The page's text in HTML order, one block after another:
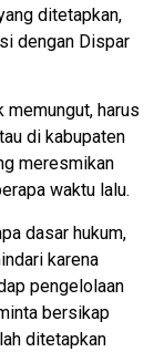
ditetapkan,
dengan Dispar
memungut, harus
di kabupaten
meresmikan
waktu lalu.
dasar hukum,
karena
pengelolaan
bersikap
ditetapkan